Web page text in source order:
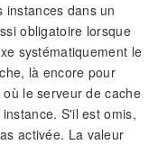
instances dans un
obligatoire lorsque
systématiquement le
là encore pour
le serveur de cache
S'il est omis,
activée. La valeur